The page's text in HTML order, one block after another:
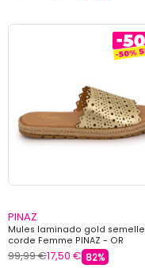
PINAZ
Mules laminado gold semelle
corde Femme PINAZ - OR
99,99 €17,50 € 82%